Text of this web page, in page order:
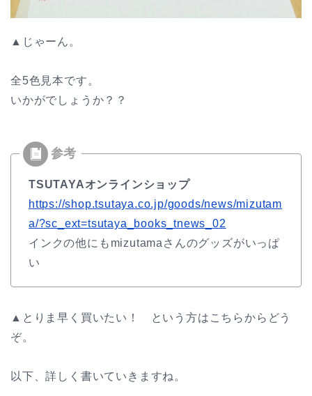
▲じゃーん。
全5色見本です。
いかがでしょうか？？
TSUTAYAオンラインショップ
https://shop.tsutaya.co.jp/goods/news/mizutam
a/?sc_ext=tsutaya_books_tnews_02
インクの他にもmizutamaさんのグッズがいっぱ
い
▲とりま早く買いたい！ という方はこちらからどう
ぞ。
以下、詳しく書いていきますね。